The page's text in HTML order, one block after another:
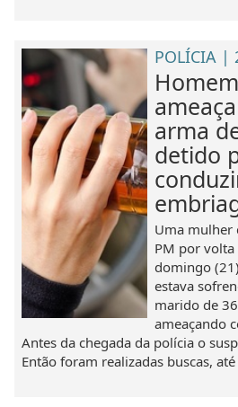
POLÍCIA |
arma
detido
Uma mulher
PM por
domingo
estava
marido de
ameaçando
Antes da chegada da polícia o
Então foram realizadas buscas,